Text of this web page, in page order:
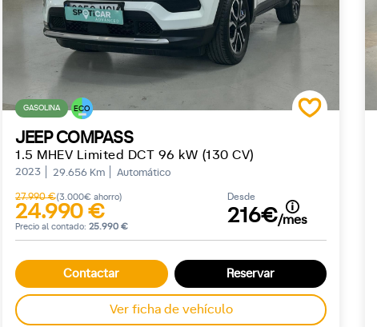
GASOLINA ECO
JEEP COMPASS
1.5 MHEV Limited DCT 96 kW (130 CV)
2023 29.656 Km Automático
27.990 €(3.000€ ahorro)
24.990 €
Precio al contado: 25.990 €
Desde
216€/mes
Contactar Reservar
Ver ficha de vehículo